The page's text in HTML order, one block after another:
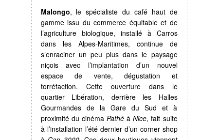
Malongo, le spécialiste du café haut de
gamme issu du commerce équitable et de
l’agriculture biologique, installé à Carros
dans les Alpes-Maritimes, continue de
s’enraciner un peu plus dans le paysage
niçois avec l’implantation d’un nouvel
espace de vente, dégustation et
torréfaction. Cette ouverture dans le
quartier Libération, derrière les Halles
Gourmandes de la Gare du Sud et à
proximité du cinéma PathéàNice, fait suite
à l’installation l’été dernier d’un corner shop